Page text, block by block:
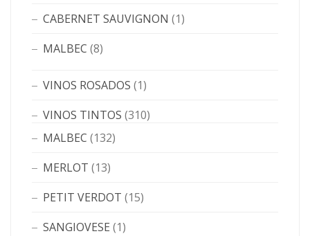
CABERNET SAUVIGNON (1)
MALBEC (8)
VINOS ROSADOS (1)
VINOS TINTOS (310)
MALBEC (132)
MERLOT (13)
PETIT VERDOT (15)
SANGIOVESE (1)